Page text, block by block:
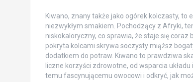
Kiwano, znany także jako ogórek kolczasty,
niezwykłym smakiem. Pochodzący z Afryki,
niskokaloryczny, co sprawia, że staje się
pokryta kolcami skrywa soczysty miąższ
dodatkiem do potraw. Kiwano to prawdziwa
liczne korzyści zdrowotne, od wsparcia
temu fascynującemu owocowi i odkryć, jak